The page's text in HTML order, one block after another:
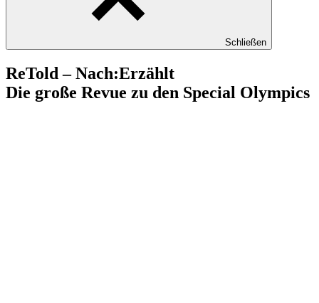
Schließen
ReTold – Nach:Erzählt
Die große Revue zu den Special Olympics